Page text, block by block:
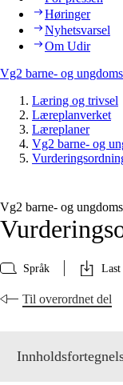
Høringer
Nyhetsvarsel
Om Udir
Vg2 barne- og
Læring og trivsel
Læreplanverket
Læreplaner
Vg2 barne- og
Vg2 barne- og
Språk Last
Til overordnet del